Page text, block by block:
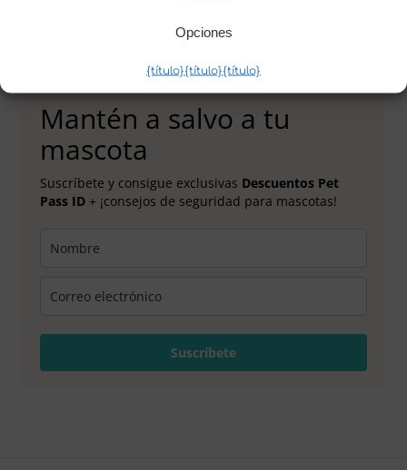
Opciones
{título}{título}{título}
Mantén a salvo a tu
mascota
Suscríbete y consigue exclusivas Descuentos Pet
Pass ID + ¡consejos de seguridad para mascotas!
Suscríbete